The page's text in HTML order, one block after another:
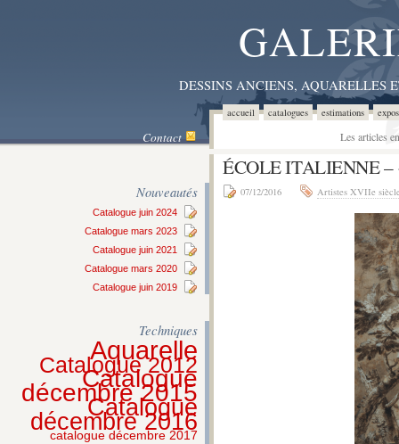
DESSINS ANCIENS,
accueil catalogues estimations
Contact Les articles
Nouveautés
Catalogue juin 2024
Catalogue mars 2023
Catalogue juin 2021
Catalogue mars 2020
Catalogue juin 2019
Techniques
Aquarelle
Catalogue 2012
Catalogue
décembre 2015
Catalogue
décembre 2016
catalogue décembre 2017
ÉCOLE ITALIENNE
07/12/2016 Artistes XVIIe